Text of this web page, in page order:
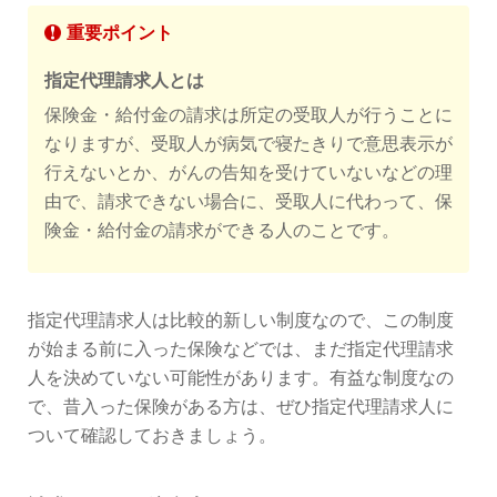
重要ポイント
指定代理請求人とは
保険金・給付金の請求は所定の受取人が行うことに
なりますが、受取人が病気で寝たきりで意思表示が
行えないとか、がんの告知を受けていないなどの理
由で、請求できない場合に、受取人に代わって、保
険金・給付金の請求ができる人のことです。
指定代理請求人は比較的新しい制度なので、この制度
が始まる前に入った保険などでは、まだ指定代理請求
人を決めていない可能性があります。有益な制度なの
で、昔入った保険がある方は、ぜひ指定代理請求人に
ついて確認しておきましょう。